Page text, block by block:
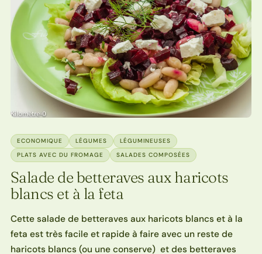
ECONOMIQUE LÉGUMES
LÉGUMINEUSES
PLATS AVEC DU FROMAGE
SALADES COMPOSÉES
Salade de betteraves aux haricots
blancs et à la feta
Cette salade de betteraves aux haricots blancs et à la
feta est très facile et rapide à faire avec un reste de
haricots blancs (ou une conserve) et des betteraves